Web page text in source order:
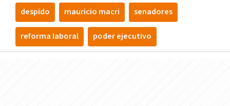
despido mauricio macri senadores
reforma laboral poder ejecutivo